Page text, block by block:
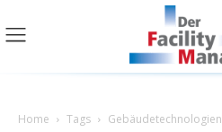
Home Tags Gebäudetechnologien